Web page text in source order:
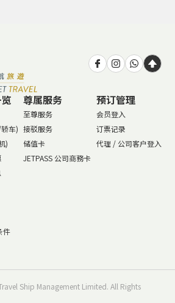
车)
)
尊属服务
至尊服务
接驳服务
储值卡
JETPASS 公司商務卡
预订管理
会员登入
订票记录
代理 / 公司客户登入
件
Ship Management Limited. All Rights